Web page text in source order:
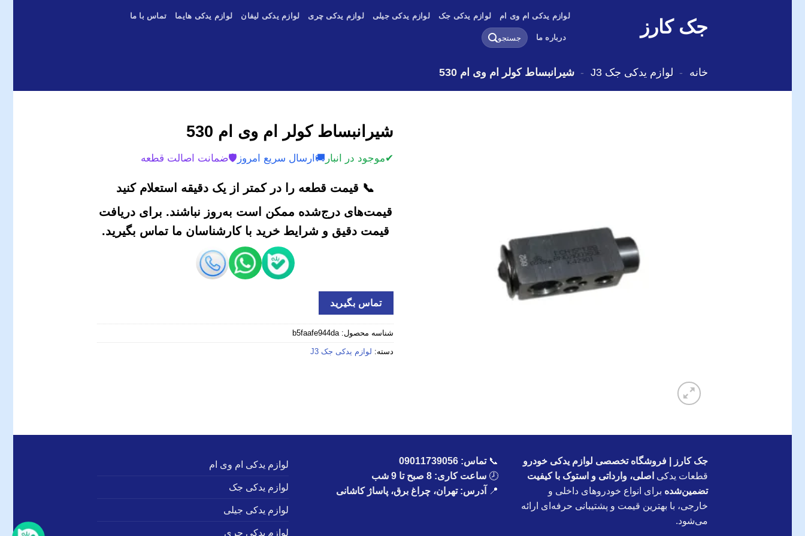
جک کارز
لوازم یدکی ام وی ام لوازم یدکی جک لوازم یدکی جیلی لوازم یدکی چری لوازم یدکی لیفان لوازم یدکی هایما تماس با ما
درباره ما
جستجو
برای:
خانه - لوازم یدکی جک J3 - شیرانبساط کولر ام وی ام 530
شیرانبساط کولر ام وی ام 530
✔موجود در انبار 🚚 ارسال سریع امروز 🛡️ضمانت اصالت قطعه
📞 قیمت قطعه را در کمتر از یک دقیقه استعلام کنید
قیمت‌های درج‌شده ممکن است به‌روز نباشند. برای دریافت
قیمت دقیق و شرایط خرید با کارشناسان ما تماس بگیرید.
تماس بگیرید
شناسه محصول:b5faafe944da
دسته: لوازم یدکی جک J3
جک کارز | فروشگاه تخصصی لوازم یدکی خودرو
قطعات یدکی اصلی، وارداتی و استوک با کیفیت
تضمین‌شده برای انواع خودروهای داخلی و
خارجی، با بهترین قیمت و پشتیبانی حرفه‌ای ارائه
می‌شود.
📞تماس: 09011739056
🕗 ساعت کاری: 8 صبح تا 9 شب
📍
آدرس: تهران، چراغ برق، پاساژ کاشانی
لوازم یدکی ام وی ام
لوازم یدکی جک
لوازم یدکی جیلی
لوازم یدکی چری